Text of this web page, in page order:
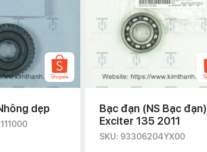
dẹp
Bạc đạn (NS Bạc đạn)
Exciter 135 2011
SKU: 93306204YX00